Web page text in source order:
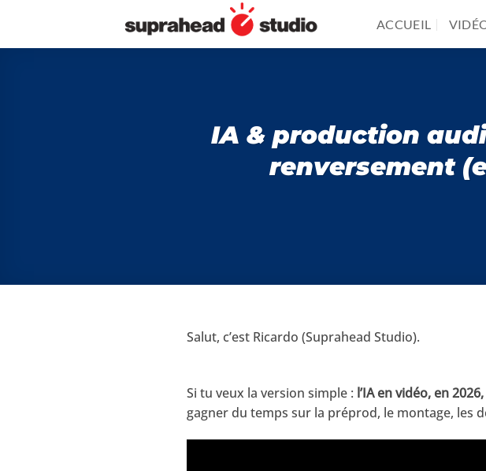
contenu
ACCUEIL
IA & production
renversement
Salut, c’est Ricardo (Suprahead Studio).
Si tu veux la version simple : l’IA en vidéo, en
gagner du temps sur la préprod, le montage, les